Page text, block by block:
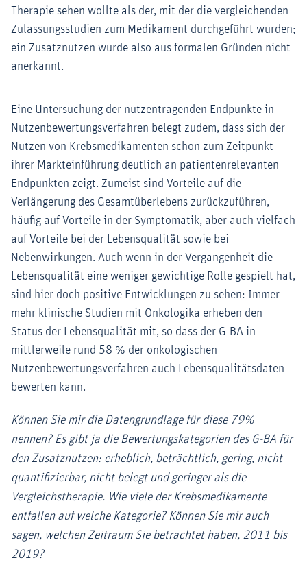
Therapie sehen wollte als der, mit der die vergleichenden
Zulassungsstudien zum Medikament durchgeführt wurden;
ein Zusatznutzen wurde also aus formalen Gründen nicht
anerkannt.
Eine Untersuchung der nutzentragenden Endpunkte in
Nutzenbewertungsverfahren belegt zudem, dass sich der
Nutzen von Krebsmedikamenten schon zum Zeitpunkt
ihrer Markteinführung deutlich an patientenrelevanten
Endpunkten zeigt. Zumeist sind Vorteile auf die
Verlängerung des Gesamtüberlebens zurückzuführen,
häufig auf Vorteile in der Symptomatik, aber auch vielfach
auf Vorteile bei der Lebensqualität sowie bei
Nebenwirkungen. Auch wenn in der Vergangenheit die
Lebensqualität eine weniger gewichtige Rolle gespielt hat,
sind hier doch positive Entwicklungen zu sehen: Immer
mehr klinische Studien mit Onkologika erheben den
Status der Lebensqualität mit, so dass der G-BA in
mittlerweile rund 58 % der onkologischen
Nutzenbewertungsverfahren auch Lebensqualitätsdaten
bewerten kann.
Können Sie mir die Datengrundlage für diese 79%
nennen? Es gibt ja die Bewertungskategorien des G-BA für
den Zusatznutzen: erheblich, beträchtlich, gering, nicht
quantifizierbar, nicht belegt und geringer als die
Vergleichstherapie. Wie viele der Krebsmedikamente
entfallen auf welche Kategorie? Können Sie mir auch
sagen, welchen Zeitraum Sie betrachtet haben, 2011 bis
2019?